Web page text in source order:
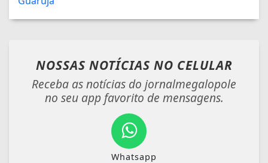
NOSSAS NOTÍCIAS NO CELULAR
Receba as notícias do jornalmegalopole
no seu app favorito de mensagens.
Whatsapp